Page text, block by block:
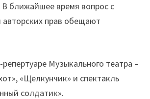
ближайшее время вопрос с
авторских прав обещают
Музыкального театра –
«Щелкунчик» и спектакль
солдатик».